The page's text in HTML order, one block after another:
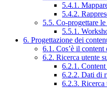
5.4.1.
5.4.2.
5.5. Co-progettare
5.5.1.
6. Progettazione dei
6.1. Cos’è il content
6.2. Ricerca utente
6.2.1.
6.2.2. Dati di
6.2.3. Ricerca